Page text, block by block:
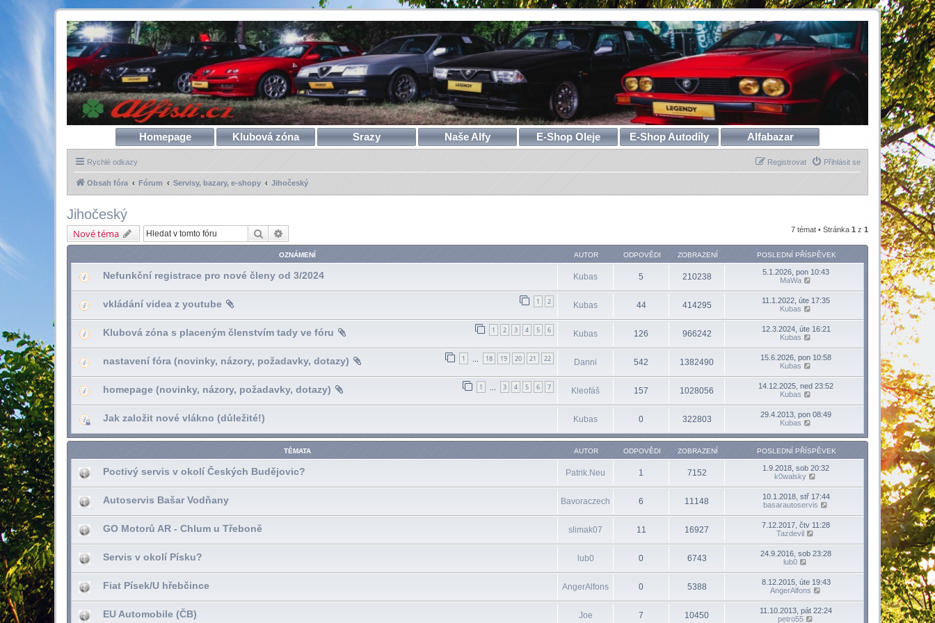
Homepage Klubová zóna Srazy Naše Alfy E-Shop Oleje E-Shop Autodíly Alfabazar
Rychlé odkazy Přihlásit se
Registrovat
Obsah fóra Fórum Servisy, bazary, e-shopy Jihočeský
Jihočeský
Nové téma Hledat 7 témat • Stránka 1 z 1
OZNÁMENÍ AUTOR ODPOVĚDI ZOBRAZENÍ POSLEDNÍ PŘÍSPĚVEK
Nefunkční registrace pro nové členy od 3/2024 Kubas 5 210238
5.1.2026, pon 10:43
MaWa
1 2
vkládání videa z youtube Kubas 44 414295
11.1.2022, úte 17:35
Kubas
1 2 3 4 5 6
Klubová zóna s placeným členstvím tady ve fóru Kubas 126 966242
12.3.2024, úte 16:21
Kubas
1 18 19 20 21 22
nastavení fóra (novinky, názory, požadavky, dotazy) Danni 542 1382490
15.6.2026, pon 10:58
Kubas
1 3 4 5 6 7
homepage (novinky, názory, požadavky, dotazy) Kleofáš 157 1028056
14.12.2025, ned 23:52
Kubas
Jak založit nové vlákno (důležité!) Kubas 0 322803
29.4.2013, pon 08:49
Kubas
TÉMATA AUTOR ODPOVĚDI ZOBRAZENÍ POSLEDNÍ PŘÍSPĚVEK
Poctivý servis v okolí Českých Budějovic? Patrik.Neu 1 7152
1.9.2018, sob 20:32
k0walsky
Autoservis Bašar Vodňany Bavoraczech 6 11148
10.1.2018, stř 17:44
basarautoservis
GO Motorů AR - Chlum u Třeboně slimak07 11 16927
7.12.2017, čtv 11:28
Tazdevil
Servis v okolí Písku? lub0 0 6743
24.9.2016, sob 23:28
lub0
Fiat Písek/U hřebčince AngerAlfons 0 5388
8.12.2015, úte 19:43
AngerAlfons
EU Automobile (ČB) Joe 7 10450
11.10.2013, pát 22:24
petro55